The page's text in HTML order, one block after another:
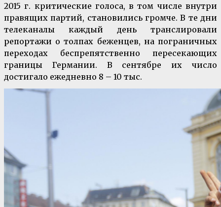
2015 г. критические голоса, в том числе внутри
правящих партий, становились громче. В те дни
телеканалы каждый день транслировали
репортажи о толпах беженцев, на пограничных
переходах беспрепятственно пересекающих
границы Германии. В сентябре их число
достигало ежедневно 8 – 10 тыс.